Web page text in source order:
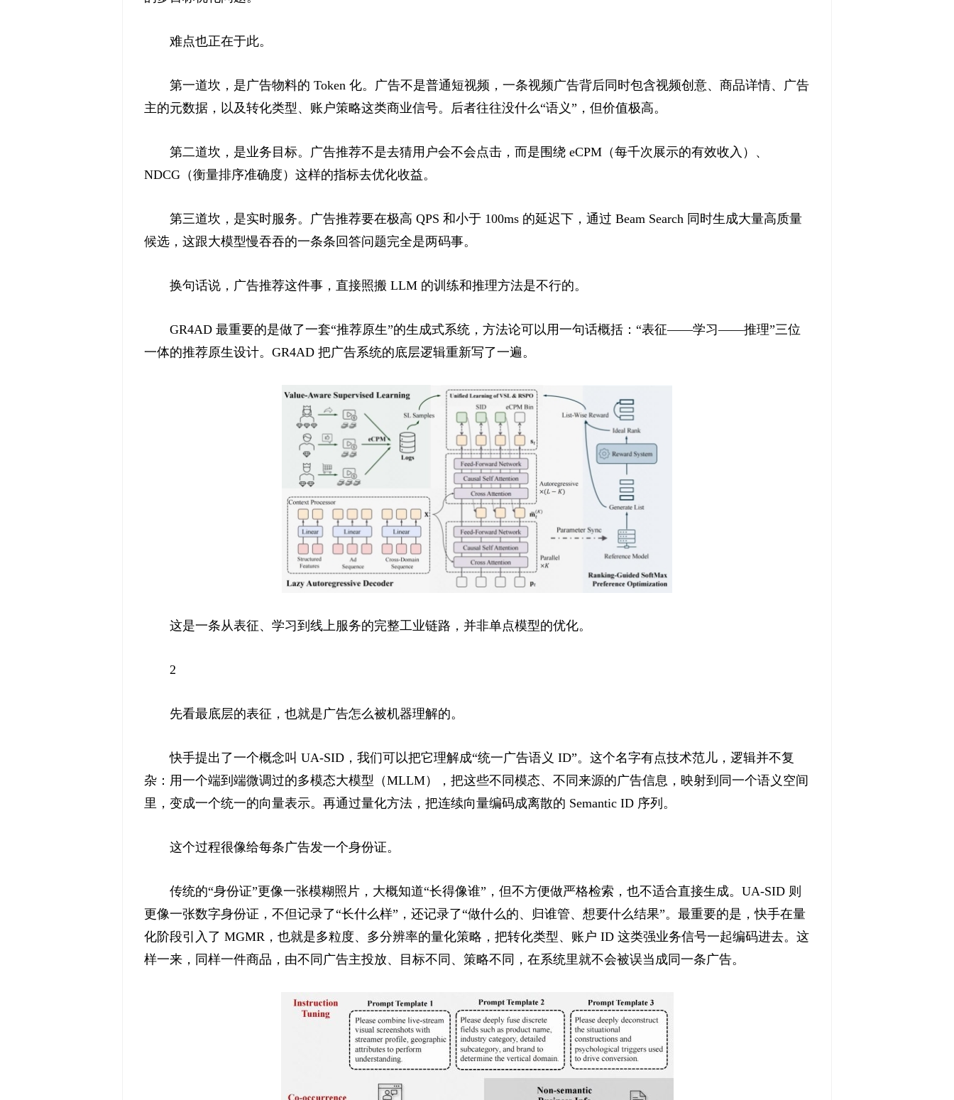
难点也正在于此。
第一道坎，是广告物料的 Token 化。广告不是普通短视频，一条视频广告背后同时包含视频创意、商品详情、广告
主的元数据，以及转化类型、账户策略这类商业信号。后者往往没什么“语义”，但价值极高。
第二道坎，是业务目标。广告推荐不是去猜用户会不会点击，而是围绕 eCPM（每千次展示的有效收入）、
NDCG（衡量排序准确度）这样的指标去优化收益。
第三道坎，是实时服务。广告推荐要在极高 QPS 和小于 100ms 的延迟下，通过 Beam Search 同时生成大量高质量
候选，这跟大模型慢吞吞的一条条回答问题完全是两码事。
换句话说，广告推荐这件事，直接照搬 LLM 的训练和推理方法是不行的。
GR4AD 最重要的是做了一套“推荐原生”的生成式系统，方法论可以用一句话概括：“表征——学习——推理”三位
一体的推荐原生设计。GR4AD 把广告系统的底层逻辑重新写了一遍。
这是一条从表征、学习到线上服务的完整工业链路，并非单点模型的优化。
2
先看最底层的表征，也就是广告怎么被机器理解的。
快手提出了一个概念叫 UA-SID，我们可以把它理解成“统一广告语义 ID”。这个名字有点技术范儿，逻辑并不复
杂：用一个端到端微调过的多模态大模型（MLLM），把这些不同模态、不同来源的广告信息，映射到同一个语义空间
里，变成一个统一的向量表示。再通过量化方法，把连续向量编码成离散的 Semantic ID 序列。
这个过程很像给每条广告发一个身份证。
传统的“身份证”更像一张模糊照片，大概知道“长得像谁”，但不方便做严格检索，也不适合直接生成。UA-SID 则
更像一张数字身份证，不但记录了“长什么样”，还记录了“做什么的、归谁管、想要什么结果”。最重要的是，快手在量
化阶段引入了 MGMR，也就是多粒度、多分辨率的量化策略，把转化类型、账户 ID 这类强业务信号一起编码进去。这
样一来，同样一件商品，由不同广告主投放、目标不同、策略不同，在系统里就不会被误当成同一条广告。